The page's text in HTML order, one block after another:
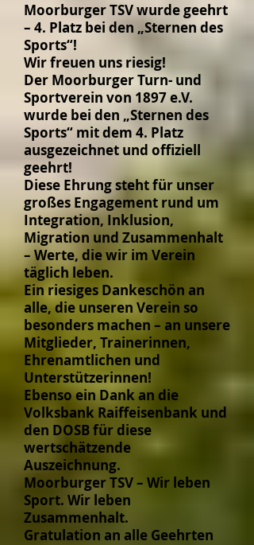
Moorburger TSV wurde geehrt
– 4. Platz bei den „Sternen des
Sports“!
Wir freuen uns riesig!
Der Moorburger Turn- und
Sportverein von 1897 e.V.
wurde bei den „Sternen des
Sports“ mit dem 4. Platz
ausgezeichnet und offiziell
geehrt!
Diese Ehrung steht für unser
großes Engagement rund um
Integration, Inklusion,
Migration und Zusammenhalt
– Werte, die wir im Verein
täglich leben.
Ein riesiges Dankeschön an
alle, die unseren Verein so
besonders machen – an unsere
Mitglieder, Trainerinnen,
Ehrenamtlichen und
Unterstützerinnen!
Ebenso ein Dank an die
Volksbank Raiffeisenbank und
den DOSB für diese
wertschätzende
Auszeichnung.
Moorburger TSV – Wir leben
Sport. Wir leben
Zusammenhalt.
Gratulation an alle Geehrten